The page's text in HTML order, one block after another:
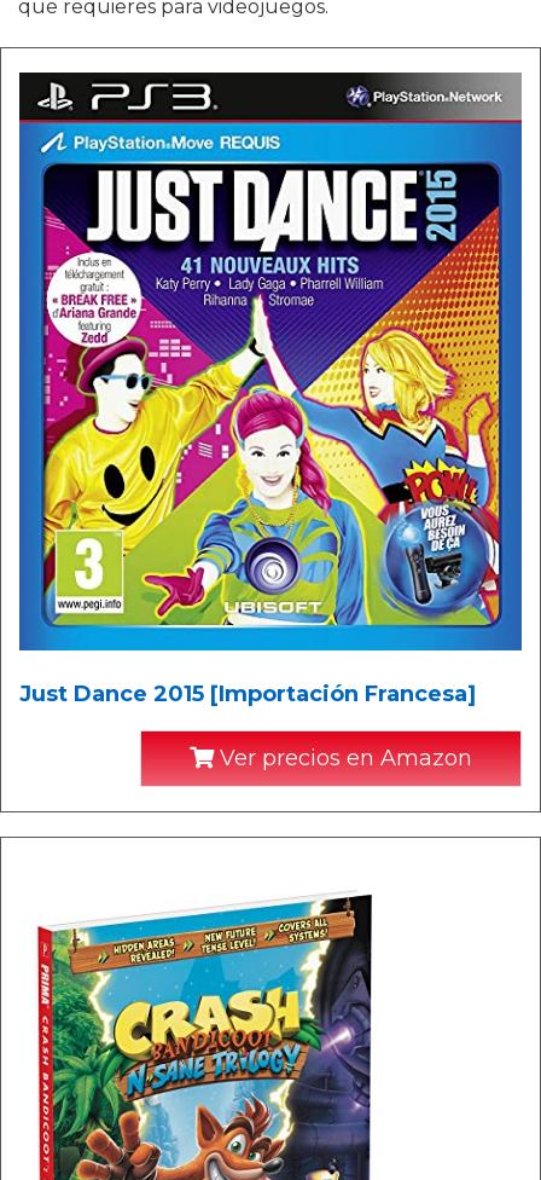
que requieres para videojuegos.
Just Dance 2015 [Importación Francesa]
Ver precios en Amazon